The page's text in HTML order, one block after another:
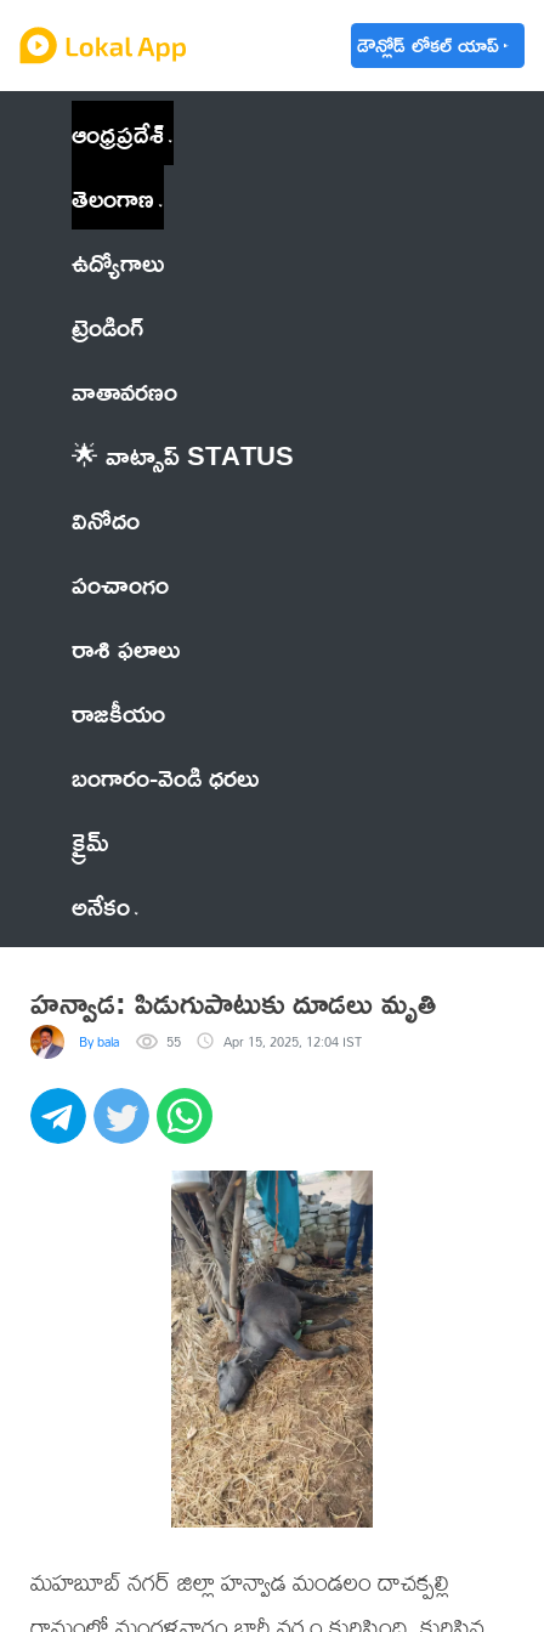
డౌన్లోడ్ లోకల్ యాప్
ఆంధ్రప్రదేశ్
తెలంగాణ
ఉద్యోగాలు
ట్రెండింగ్
వాతావరణం
🌟 వాట్సాప్ STATUS
వినోదం
పంచాంగం
రాశి ఫలాలు
రాజకీయం
బంగారం-వెండి ధరలు
క్రైమ్
అనేకం
హన్వాడ: పిడుగుపాటుకు దూడలు మృతి
By bala 55 Apr 15, 2025, 12:04 IST
మహబూబ్ నగర్ జిల్లా హన్వాడ మండలం దాచక్పల్లి